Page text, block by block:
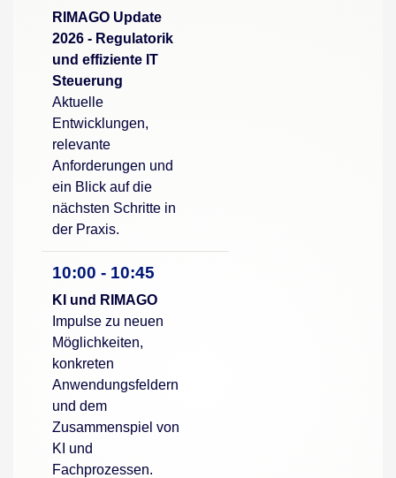
RIMAGO Update
2026 - Regulatorik
und effiziente IT
Steuerung
Aktuelle
Entwicklungen,
relevante
Anforderungen und
ein Blick auf die
nächsten Schritte in
der Praxis.
10:00 - 10:45
KI und RIMAGO
Impulse zu neuen
Möglichkeiten,
konkreten
Anwendungsfeldern
und dem
Zusammenspiel von
KI und
Fachprozessen.